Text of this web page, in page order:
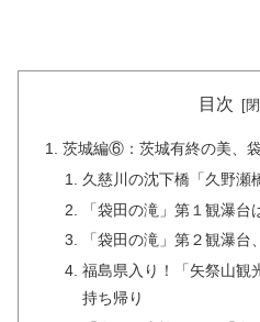
目次
茨城編⑥：茨城有終の美、
久慈川の沈下橋「久野瀬
「袋田の滝」第１観瀑台
「袋田の滝」第２観瀑台
福島県入り！「矢祭山観
持ち帰り